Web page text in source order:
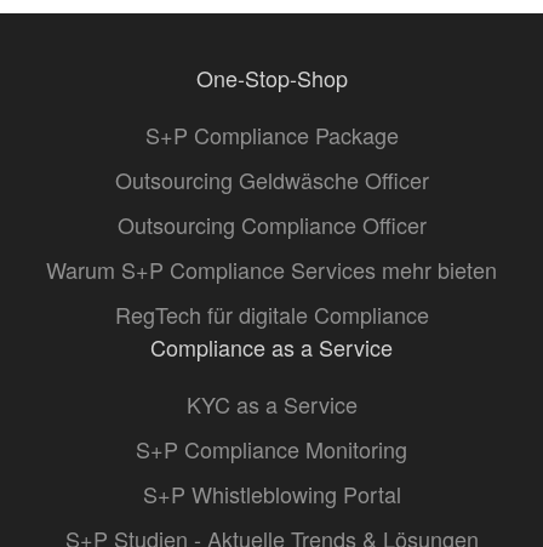
One-Stop-Shop
S+P Compliance Package
Outsourcing Geldwäsche Officer
Outsourcing Compliance Officer
Warum S+P Compliance Services mehr bieten
RegTech für digitale Compliance
Compliance as a Service
KYC as a Service
S+P Compliance Monitoring
S+P Whistleblowing Portal
S+P Studien - Aktuelle Trends & Lösungen